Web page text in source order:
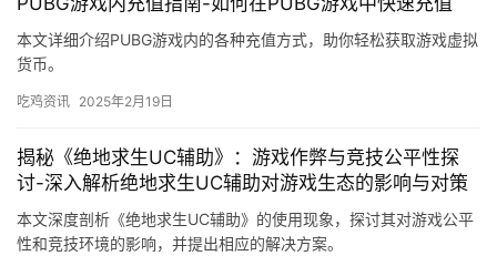
本文详细介绍PUBG游戏内的各种充值方式，助你轻松获取游戏虚拟
货币。
吃鸡资讯 2025年2月19日
揭秘《绝地求生UC辅助》：游戏作弊与竞技公平性探
讨-深入解析绝地求生UC辅助对游戏生态的影响与对策
本文深度剖析《绝地求生UC辅助》的使用现象，探讨其对游戏公平
性和竞技环境的影响，并提出相应的解决方案。